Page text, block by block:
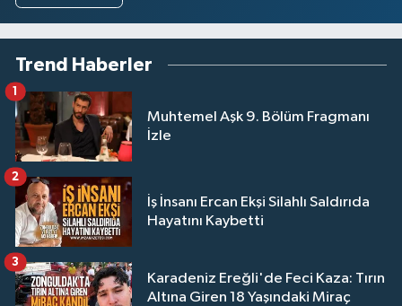
Trend Haberler
Muhtemel Aşk 9. Bölüm Fragmanı
İzle
1
İş İnsanı Ercan Ekşi Silahlı Saldırıda
Hayatını Kaybetti
2
Karadeniz Ereğli'de Feci Kaza: Tırın
Altına Giren 18 Yaşındaki Miraç
3